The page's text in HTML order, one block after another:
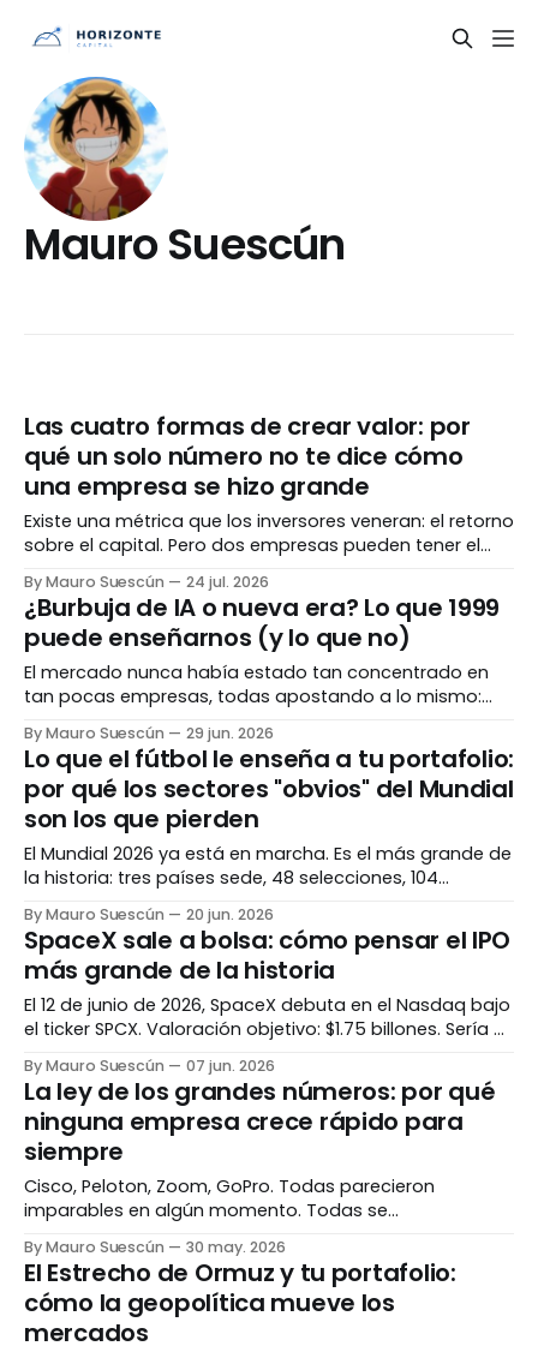
Mauro Suescún
Las cuatro formas de crear valor: por
qué un solo número no te dice cómo
una empresa se hizo grande
Existe una métrica que los inversores veneran: el retorno
sobre el capital. Pero dos empresas pueden tener el
mismo número espectacular y haber llegado ahí por
caminos completamente opuestos. Entender el cómo
importa tanto como el cuánto. El número que todos
admiran Hay una métrica que separa a las empresas
By Mauro Suescún 24 jul. 2026
¿Burbuja de IA o nueva era? Lo que 1999
puede enseñarnos (y lo que no)
El mercado nunca había estado tan concentrado en
tan pocas empresas, todas apostando a lo mismo:
inteligencia artificial. Para algunos es 1999 otra vez. Para
otros, es diferente esta vez. La verdad, como casi
siempre, vive en los matices. La pregunta que todos se
hacen Hay una pregunta rondando cada
By Mauro Suescún 29 jun. 2026
Lo que el fútbol le enseña a tu portafolio:
por qué los sectores "obvios" del Mundial
son los que pierden
El Mundial 2026 ya está en marcha. Es el más grande de
la historia: tres países sede, 48 selecciones, 104
partidos. La intuición dice que aerolíneas, hoteles y
marcas deportivas se van a disparar. La historia dice
exactamente lo contrario. El evento más grande de la
historia Antes de hablar
By Mauro Suescún 20 jun. 2026
SpaceX sale a bolsa: cómo pensar el IPO
más grande de la historia
El 12 de junio de 2026, SpaceX debuta en el Nasdaq bajo
el ticker SPCX. Valoración objetivo: $1.75 billones. Sería el
IPO más grande jamás registrado, superando a Saudi
Aramco. La pregunta no es si es histórico. Es si tiene
sentido invertir. Lo que está pasando Después de casi
By Mauro Suescún 07 jun. 2026
La ley de los grandes números: por qué
ninguna empresa crece rápido para
siempre
Cisco, Peloton, Zoom, GoPro. Todas parecieron
imparables en algún momento. Todas se
desaceleraron mucho más de lo que cualquier inversor
imaginó posible. No fue mala suerte — fue
matemática. El espejismo del crecimiento eterno Hay
un patrón que se repite una y otra vez en los mercados.
Una empresa crece de
By Mauro Suescún 30 may. 2026
El Estrecho de Ormuz y tu portafolio:
cómo la geopolítica mueve los
mercados